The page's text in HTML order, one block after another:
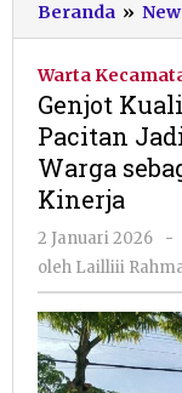
Beranda »
Warta
Genjot
Pacitan
Warga
Kinerja
2 Januari 2026 -
oleh Lailliii